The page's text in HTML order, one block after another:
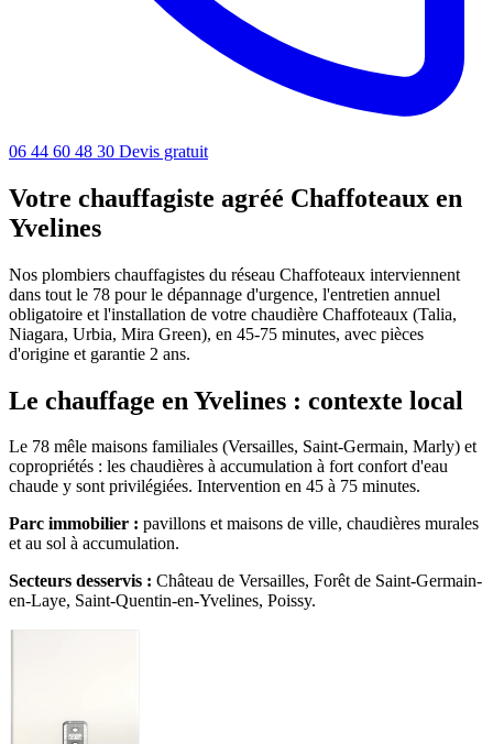
06 44 60 48 30 Devis gratuit
Votre chauffagiste agréé Chaffoteaux en
Yvelines
Nos plombiers chauffagistes du réseau Chaffoteaux interviennent
dans tout le 78 pour le dépannage d'urgence, l'entretien annuel
obligatoire et l'installation de votre chaudière Chaffoteaux (Talia,
Niagara, Urbia, Mira Green), en 45-75 minutes, avec pièces
d'origine et garantie 2 ans.
Le chauffage en Yvelines : contexte local
Le 78 mêle maisons familiales (Versailles, Saint-Germain, Marly) et
copropriétés : les chaudières à accumulation à fort confort d'eau
chaude y sont privilégiées. Intervention en 45 à 75 minutes.
Parc immobilier : pavillons et maisons de ville, chaudières murales
et au sol à accumulation.
Secteurs desservis : Château de Versailles, Forêt de Saint-Germain-
en-Laye, Saint-Quentin-en-Yvelines, Poissy.